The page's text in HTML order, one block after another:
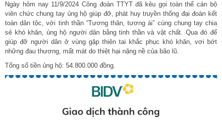
Ngày hôm nay 11/9/2024 Công đoàn TTYT đã kêu gọi toàn thể cán bộ
viên chức chung tay ủng hộ giúp đỡ, phát huy truyền thống đại đoàn kết
toàn dân tộc, với tinh thần “Tương thân, tương ái” cùng chung tay chia
sẻ khó khăn, ủng hộ người dân bằng tinh thần và vật chất. Qua đó để
giúp đỡ người dân ở vùng gặp thiên tai khắc phục khó khăn, vơi bớt
những đau thương, mất mát do thiệt hại nặng nề của bão lũ.
Tổng số tiền ủng hộ: 54.800.000 đồng.